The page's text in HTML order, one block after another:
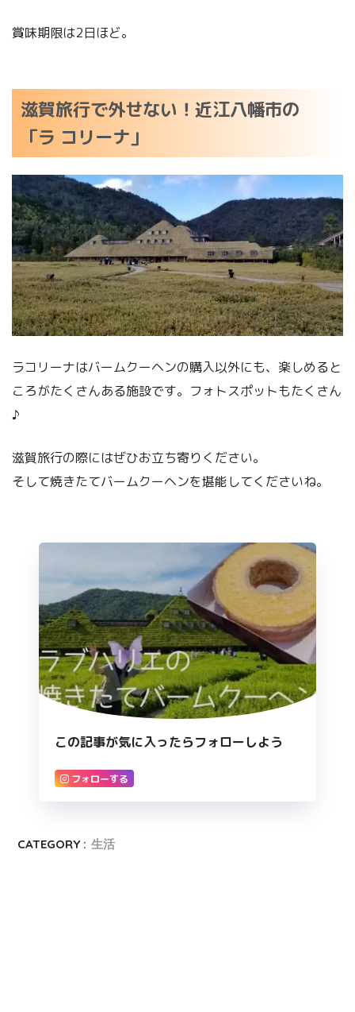
賞味期限は2日ほど。
滋賀旅行で外せない！近江八幡市の
「ラ コリーナ」
ラコリーナはバームクーヘンの購入以外にも、楽しめると
ころがたくさんある施設です。フォトスポットもたくさん
♪
滋賀旅行の際にはぜひお立ち寄りください。
そして焼きたてバームクーヘンを堪能してくださいね。
この記事が気に入ったらフォローしよう
フォローする
CATEGORY : 生活